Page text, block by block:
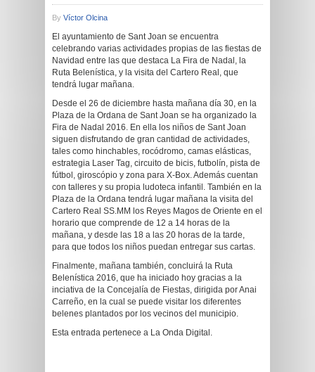
By Víctor Olcina
El ayuntamiento de Sant Joan se encuentra
celebrando varias actividades propias de las fiestas de
Navidad entre las que destaca La Fira de Nadal, la
Ruta Belenística, y la visita del Cartero Real, que
tendrá lugar mañana.
Desde el 26 de diciembre hasta mañana día 30, en la
Plaza de la Ordana de Sant Joan se ha organizado la
Fira de Nadal 2016. En ella los niños de Sant Joan
siguen disfrutando de gran cantidad de actividades,
tales como hinchables, rocódromo, camas elásticas,
estrategia Laser Tag, circuito de bicis, futbolín, pista de
fútbol, giroscópio y zona para X-Box. Además cuentan
con talleres y su propia ludoteca infantil. También en la
Plaza de la Ordana tendrá lugar mañana la visita del
Cartero Real SS.MM los Reyes Magos de Oriente en el
horario que comprende de 12 a 14 horas de la
mañana, y desde las 18 a las 20 horas de la tarde,
para que todos los niños puedan entregar sus cartas.
Finalmente, mañana también, concluirá la Ruta
Belenística 2016, que ha iniciado hoy gracias a la
inciativa de la Concejalía de Fiestas, dirigida por Anai
Carreño, en la cual se puede visitar los diferentes
belenes plantados por los vecinos del municipio.
Esta entrada pertenece a La Onda Digital.